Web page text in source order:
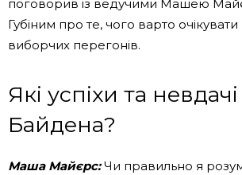
поговорив із ведучими Машею
Губіним про те, чого варто очікувати
виборчих перегонів.
Які успіхи та невдачі
Байдена?
Маша Майєрс: Чи правильно я